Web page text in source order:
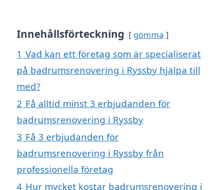
Innehållsförteckning gömma
1 Vad kan ett företag som är specialiserat
på badrumsrenovering i Ryssby hjälpa till
med?
2 Få alltid minst 3 erbjudanden för
badrumsrenovering i Ryssby
3 Få 3 erbjudanden för
badrumsrenovering i Ryssby från
professionella företag
4 Hur mycket kostar badrumsrenovering i